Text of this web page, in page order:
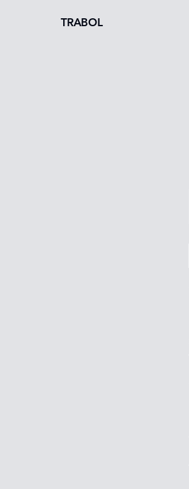
TRABOL